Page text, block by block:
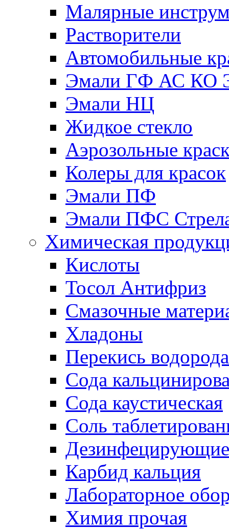
Малярные
Растворители
Автомобильные
Эмали ГФ АС КО
Эмали НЦ
Жидкое стекло
Аэрозольные
Колеры для красок
Эмали ПФ
Эмали ПФС
Химическая
Кислоты
Тосол Антифриз
Смазочные
Хладоны
Перекись водорода
Сода
Сода каустическая
Соль
Дезинфецирующие
Карбид кальция
Лабораторное
Химия прочая